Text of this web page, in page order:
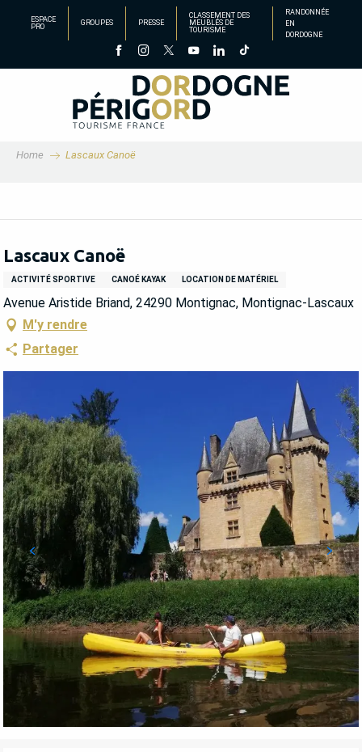
principal
ESPACE
PRO
GROUPES PRESSE
CLASSEMENT DES
MEUBLÉS DE
TOURISME
RANDONNÉE
EN
DORDOGNE
Home Lascaux Canoë
Lascaux Canoë
ACTIVITÉ SPORTIVE CANOÉ KAYAK LOCATION DE MATÉRIEL
Avenue Aristide Briand, 24290 Montignac, Montignac-Lascaux
M'y rendre
Partager